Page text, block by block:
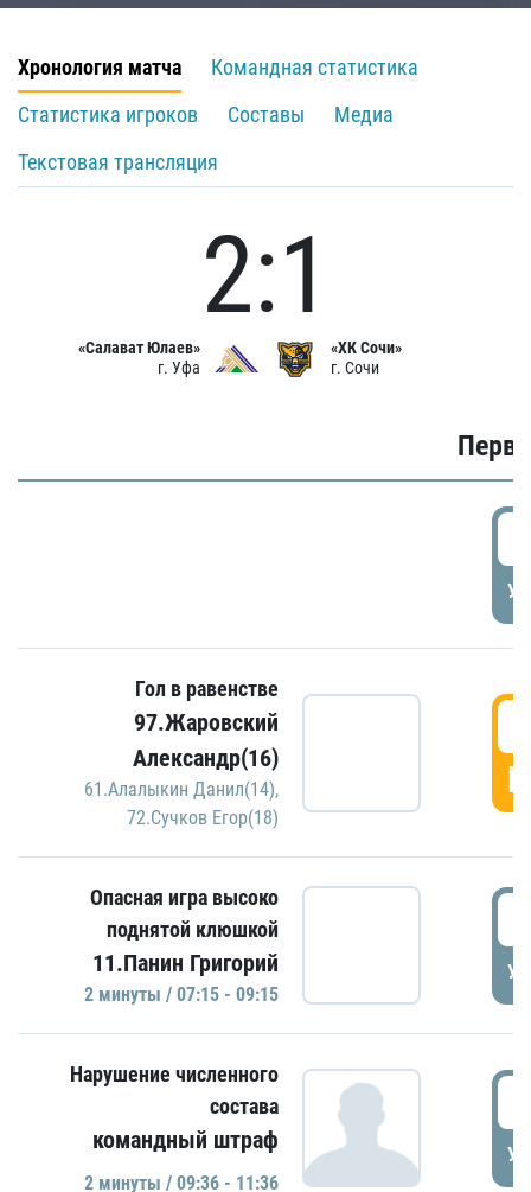
Хронология матча
Командная статистика
Статистика игроков
Составы
Медиа
Текстовая трансляция
«Салават Юлаев»
г. Уфа
2:1
«ХК Сочи»
г. Сочи
Гол в равенстве
97.Жаровский
Александр(16)
61.Алалыкин Данил(14),
72.Сучков Егор(18)
Опасная игра высоко
поднятой клюшкой
11.Панин Григорий
2 минуты / 07:15 - 09:15
Нарушение численного
состава
командный штраф
2 минуты / 09:36 - 11:36